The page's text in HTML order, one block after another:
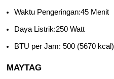
Waktu Pengeringan:45 Menit
Daya Listrik:250 Watt
BTU per Jam: 500 (5670 kcal)
MAYTAG